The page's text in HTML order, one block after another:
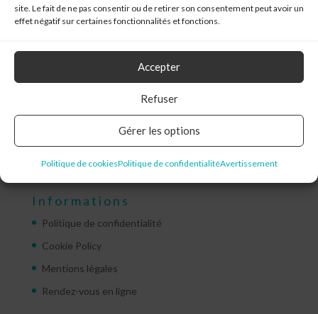
site. Le fait de ne pas consentir ou de retirer son consentement peut avoir un
effet négatif sur certaines fonctionnalités et fonctions.
Accepter
Refuser
Gérer les options
Politique de cookiesPolitique de confidentialitéAvertissement
Analytics
Design Thinking
Informations
Politique de confidentialité
Cookie Policy
Mentions légales
Rendez-vous en ligne